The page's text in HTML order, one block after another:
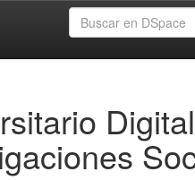
Digital